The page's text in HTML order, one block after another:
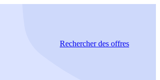
Rechercherdes offres